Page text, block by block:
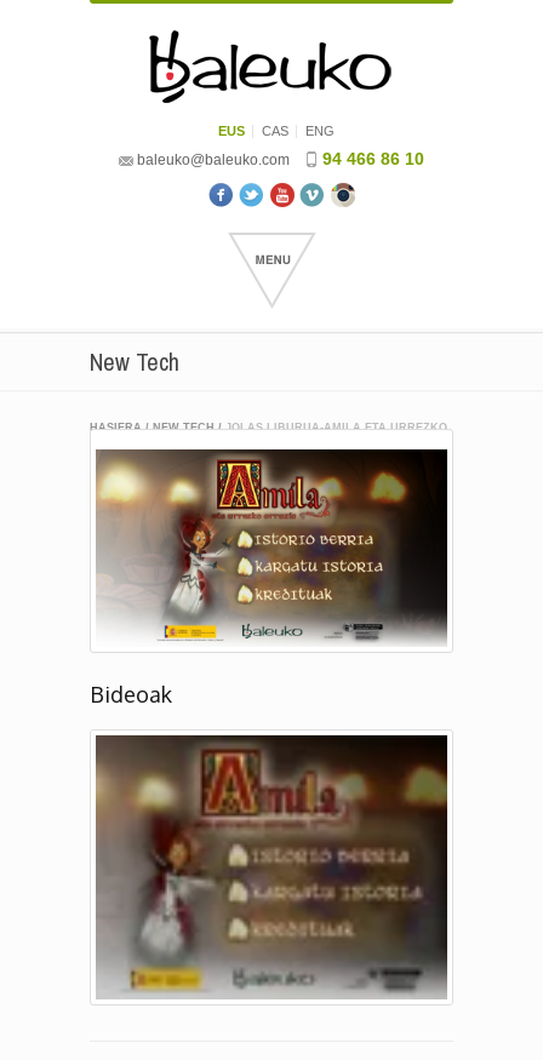
EUS CAS ENG
baleuko@baleuko.com 94 466 86 10
New Tech
HASIERA/NEW TECH/JOLAS LIBURUA-AMILA ETA URREZKO
Bideoak